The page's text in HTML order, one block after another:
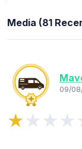
Media (81
09/